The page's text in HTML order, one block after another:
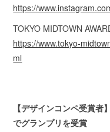
https://
TOKYO MIDTOWN
https://www.tokyo-
ml
【デザインコンペ受賞
でグランプリを受賞